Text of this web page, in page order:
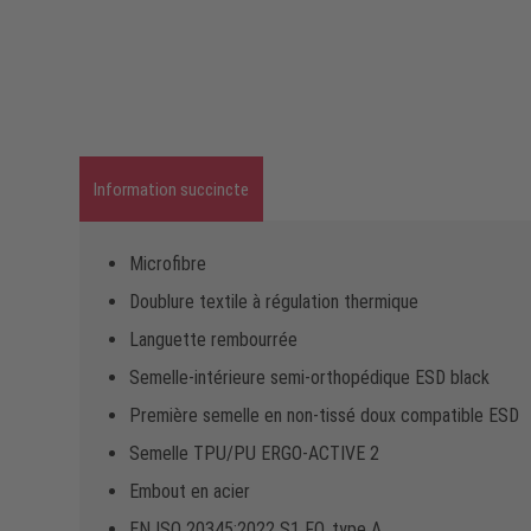
Information succincte
Microfibre
Doublure textile à régulation thermique
Languette rembourrée
Semelle-intérieure semi-orthopédique ESD black
Première semelle en non-tissé doux compatible ESD
Semelle TPU/PU ERGO-ACTIVE 2
Embout en acier